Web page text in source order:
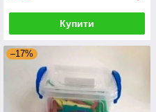
Купити
–17%